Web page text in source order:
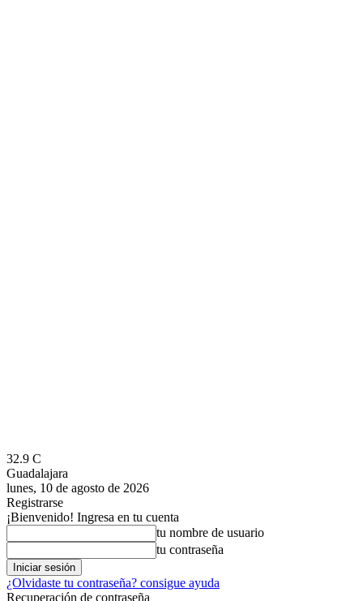
32.9 C
Guadalajara
lunes, 10 de agosto de 2026
Registrarse
¡Bienvenido! Ingresa en tu cuenta
tu nombre de usuario
tu contraseña
¿Olvidaste tu contraseña? consigue ayuda
Recuperación de contraseña